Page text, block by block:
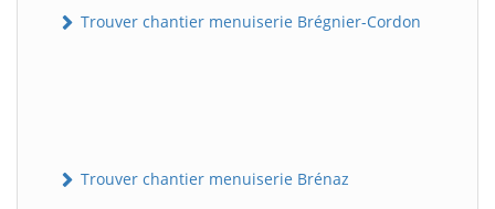
Trouver chantier menuiserie Brégnier-Cordon
Trouver chantier menuiserie Brénaz